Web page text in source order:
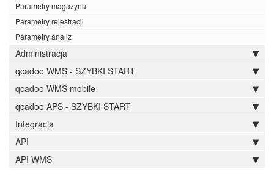
Parametry magazynu
Parametry rejestracji
Parametry analiz
Administracja
qcadoo WMS - SZYBKI START
qcadoo WMS mobile
qcadoo APS - SZYBKI START
Integracja
API
API WMS